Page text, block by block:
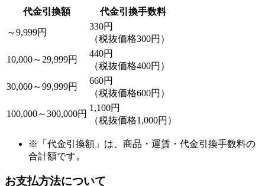
代金引換額 代金引換手数料
～9,999円
330円
（税抜価格300円）
10,000～29,999円
440円
（税抜価格400円）
30,000～99,999円
660円
（税抜価格600円）
100,000～300,000円
1,100円
（税抜価格1,000円）
※「代金引換額」は、商品・運賃・代金引換手数料の
合計額です。
お支払方法について